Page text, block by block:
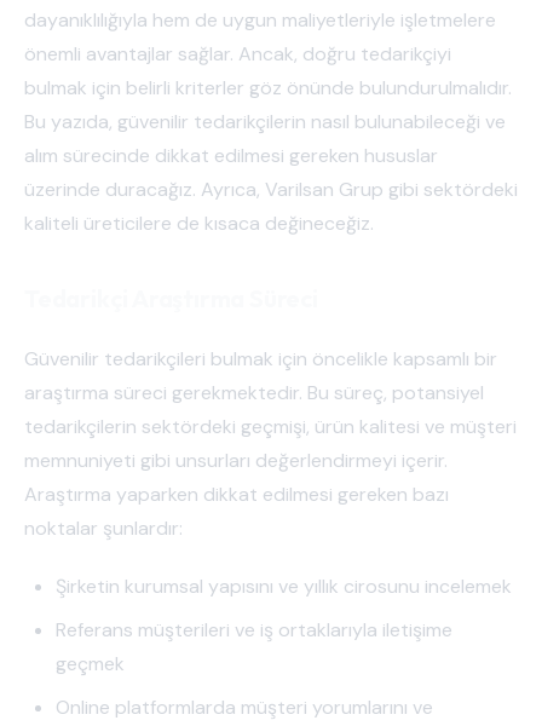
dayanıklılığıyla hem de uygun maliyetleriyle işletmelere
önemli avantajlar sağlar. Ancak, doğru tedarikçiyi
bulmak için belirli kriterler göz önünde bulundurulmalıdır.
Bu yazıda, güvenilir tedarikçilerin nasıl bulunabileceği ve
alım sürecinde dikkat edilmesi gereken hususlar
üzerinde duracağız. Ayrıca, Varilsan Grup gibi sektördeki
kaliteli üreticilere de kısaca değineceğiz.
Güvenilir tedarikçileri bulmak için öncelikle kapsamlı bir
araştırma süreci gerekmektedir. Bu süreç, potansiyel
tedarikçilerin sektördeki geçmişi, ürün kalitesi ve müşteri
memnuniyeti gibi unsurları değerlendirmeyi içerir.
Araştırma yaparken dikkat edilmesi gereken bazı
noktalar şunlardır:
Şirketin kurumsal yapısını ve yıllık cirosunu incelemek
Referans müşterileri ve iş ortaklarıyla iletişime
geçmek
Online platformlarda müşteri yorumlarını ve